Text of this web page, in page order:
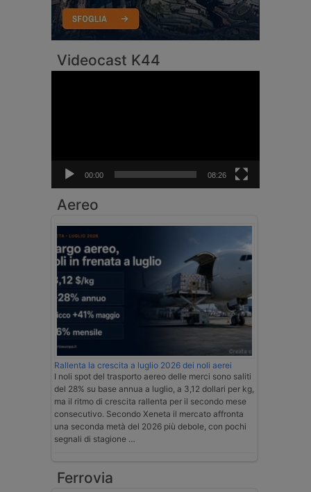
Videocast K44
00:00 08:26
Aereo
Rallenta la crescita a luglio 2026 dei noli aerei
I noli spot del trasporto aereo delle merci sono saliti
del 28% su base annua a luglio, a 3,12 dollari per kg,
ma il ritmo di crescita rallenta per il secondo mese
consecutivo. Secondo Xeneta il mercato affronta
una seconda metà del 2026 più debole, con pochi
segnali di stagione …
Ferrovia